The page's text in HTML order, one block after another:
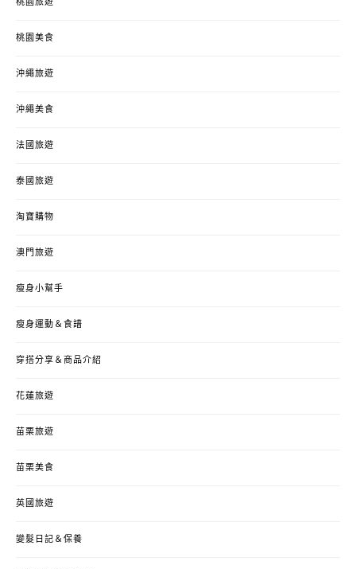
桃園旅遊
桃園美食
沖繩旅遊
沖繩美食
法國旅遊
泰國旅遊
淘寶購物
澳門旅遊
瘦身小幫手
瘦身運動＆食譜
穿搭分享＆商品介紹
花蓮旅遊
苗栗旅遊
苗栗美食
英國旅遊
變髮日記＆保養